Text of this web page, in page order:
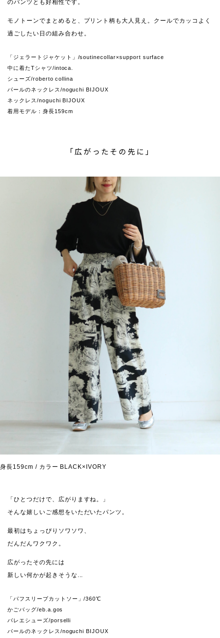
のパンツとも好相性です。
モノトーンでまとめると、プリント柄も大人見え。クールでカッコよく
過ごしたい日の組み合わせ。
「ジェラートジャケット」/soutinecollar×support surface
中に着たTシャツ/intoca.
シューズ/roberto collina
パールのネックレス/noguchi BIJOUX
ネックレス/noguchi BIJOUX
着用モデル：身長159cm
「広がったその先に」
身長159cm / カラー BLACK×IVORY
「ひとつだけで、広がりますね。」
そんな嬉しいご感想をいただいたパンツ。
最初はちょっぴりソワソワ、
だんだんワクワク。
広がったその先には
新しい何かが起きそうな...
「パフスリーブカットソー」/360℃
かごバッグ/eb.a.gos
バレエシューズ/porselli
パールのネックレス/noguchi BIJOUX